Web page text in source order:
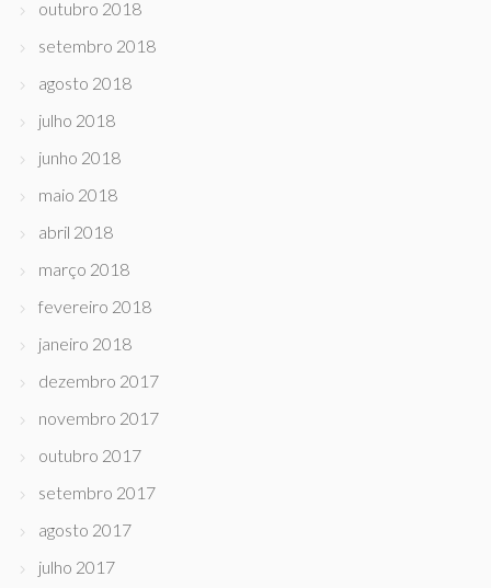
outubro 2018
setembro 2018
agosto 2018
julho 2018
junho 2018
maio 2018
abril 2018
março 2018
fevereiro 2018
janeiro 2018
dezembro 2017
novembro 2017
outubro 2017
setembro 2017
agosto 2017
julho 2017